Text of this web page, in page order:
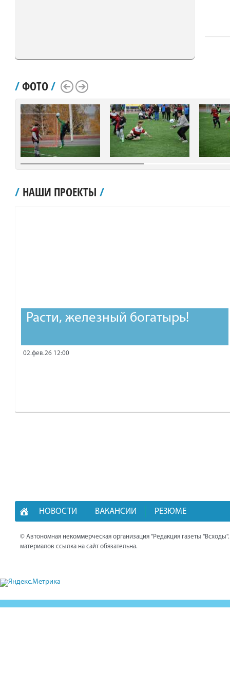
/ФОТО/
Scroll LeftScroll Right
/ НАШИ ПРОЕКТЫ /
Расти, железный богатырь!
02.фев.26 12:00
НОВОСТИ ВАКАНСИИ РЕЗЮМЕ
© Автономная некоммерческая организация "Редакция газеты
материалов ссылка на сайт обязательна.